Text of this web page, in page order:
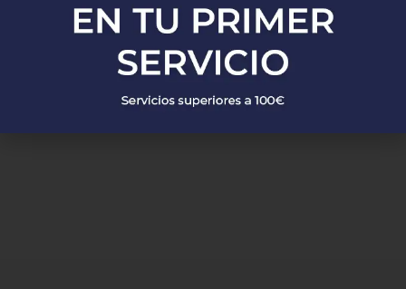
siempre que nos necesites!
PEDIR PRESUPUESTO